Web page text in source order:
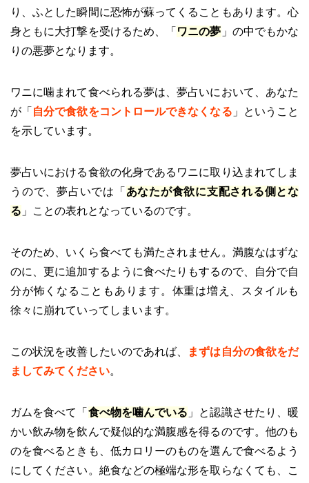
り、ふとした瞬間に恐怖が蘇ってくることもあります。心
身ともに大打撃を受けるため、「 ワニの夢 」の中でもかな
りの悪夢となります。
ワニに噛まれて食べられる夢は、夢占いにおいて、あなた
が「 自分で食欲をコントロールできなくなる 」ということ
を示しています。
夢占いにおける食欲の化身であるワニに取り込まれてしま
うので、夢占いでは「 あなたが食欲に支配される側とな
る 」ことの表れとなっているのです。
そのため、いくら食べても満たされません。満腹なはずな
のに、更に追加するように食べたりもするので、自分で自
分が怖くなることもあります。体重は増え、スタイルも
徐々に崩れていってしまいます。
この状況を改善したいのであれば、
まずは自分の食欲をだ
ましてみてください。
ガムを食べて「 食べ物を噛んでいる 」と認識させたり、暖
かい飲み物を飲んで疑似的な満腹感を得るのです。他のも
のを食べるときも、低カロリーのものを選んで食べるよう
にしてください。絶食などの極端な形を取らなくても、こ